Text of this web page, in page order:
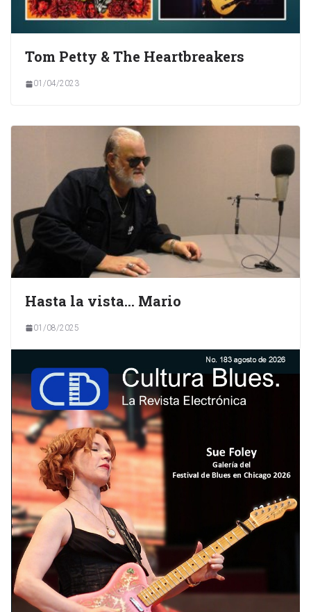
Tom Petty & The Heartbreakers
01/04/2023
Hasta la vista… Mario
01/08/2025